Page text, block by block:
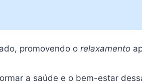
promovendo o relaxamento
a saúde e o bem-estar